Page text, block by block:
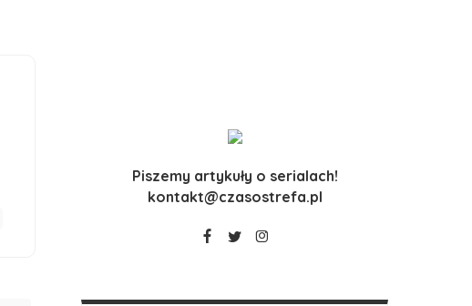
Piszemy artykuły o serialach!
kontakt@czasostrefa.pl